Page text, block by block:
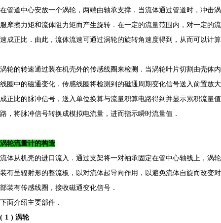
在管道中心安放一个涡轮，两端由轴承支撑．当流体通过管道时，冲击
服摩擦力矩和流体阻力矩而产生旋转．在一定的流量范围内，对一定的
速成正比．由此，流体流速可通过涡轮的旋转角速度得到，从而可以计
涡轮的转速通过装在机壳外的传感线圈来检测．当涡轮叶片切割由壳体
线圈中的磁通变化．传感线圈将检测到的磁通周期变化信号送入前置放
成正比的脉冲信号，送入单位换算与流量积算电路得到并显示累积流量
路，将脉冲信号转换成模拟电流量，进而指示瞬时流量值．
涡轮流量计的构造
流体从机壳的进口流入．通过支架将一对袖承固定在管中心轴线上，涡
装有呈辐射形的整流板，以对流体起导向作用，以避免流体自旋而改变
部装有传感线圈，接收磁通变化信号．
下面介绍主要部件．
(1)涡轮